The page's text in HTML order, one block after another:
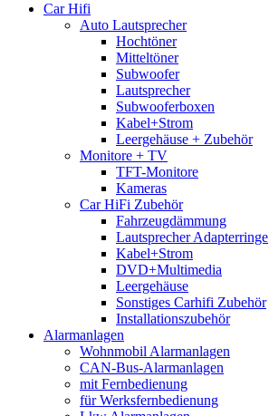
Car Hifi
Auto Lautsprecher
Hochtöner
Mitteltöner
Subwoofer
Lautsprecher
Subwooferboxen
Kabel+Strom
Leergehäuse + Zubehör
Monitore + TV
TFT-Monitore
Kameras
Car HiFi Zubehör
Fahrzeugdämmung
Lautsprecher Adapterringe
Kabel+Strom
DVD+Multimedia
Leergehäuse
Sonstiges Carhifi Zubehör
Installationszubehör
Alarmanlagen
Wohnmobil Alarmanlagen
CAN-Bus-Alarmanlagen
mit Fernbedienung
für Werksfernbedienung